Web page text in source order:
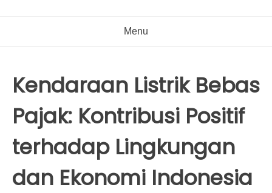
Menu
Kendaraan Listrik Bebas
Pajak: Kontribusi Positif
terhadap Lingkungan
dan Ekonomi Indonesia